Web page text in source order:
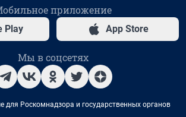
приложение
Play App Store
Мы в соцсетях
для Роскомнадзора и государственных органов